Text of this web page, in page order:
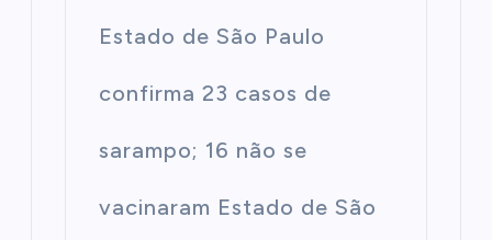
Estado de São Paulo
confirma 23 casos de
sarampo; 16 não se
vacinaram Estado de São